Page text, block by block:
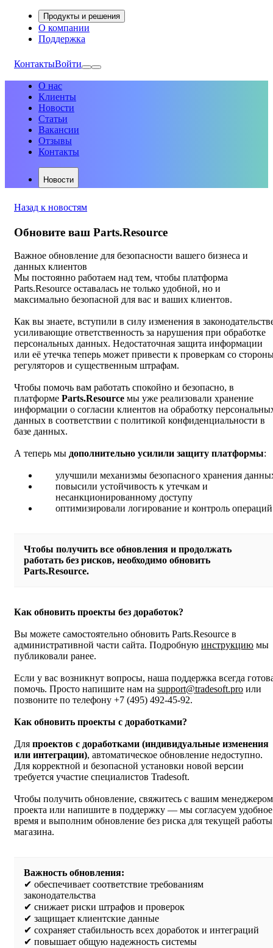
Продукты и решения
О компании
Поддержка
КонтактыВойти
О нас
Клиенты
Новости
Статьи
Вакансии
Отзывы
Контакты
Новости
Назад к новостям
Обновите ваш Parts.Resource
Важное обновление для безопасности вашего бизнеса и
данных клиентов
Мы постоянно работаем над тем, чтобы платформа
Parts.Resource оставалась не только удобной, но и
максимально безопасной для вас и ваших клиентов.
Как вы знаете, вступили в силу изменения в
усиливающие ответственность за нарушения при обработке
персональных данных. Недостаточная защита информации
или её утечка теперь может привести к проверкам со
регуляторов и существенным штрафам.
Чтобы помочь вам работать спокойно и безопасно, в
платформе Parts.Resource мы уже реализовали хранение
информации о согласии клиентов на обработку
данных в соответствии с политикой конфиденциальности в
базе данных.
А теперь мы дополнительно усилили защиту платформы:
улучшили механизмы безопасного хранения
повысили устойчивость к утечкам и
несанкционированному доступу
оптимизировали логирование и контроль
Чтобы получить все обновления и продолжать
работать без рисков, необходимо обновить
Parts.Resource.
Как обновить проекты без доработок?
Вы можете самостоятельно обновить Parts.Resource в
административной части сайта. Подробную инструкцию мы
публиковали ранее.
Если у вас возникнут вопросы, наша поддержка всегда
помочь. Просто напишите нам на support@tradesoft.pro или
позвоните по телефону +7 (495) 492-45-92.
Как обновить проекты с доработками?
Для проектов с доработками (индивидуальные изменения
или интеграции), автоматическое обновление недоступно.
Для корректной и безопасной установки новой версии
требуется участие специалистов Tradesoft.
Чтобы получить обновление, свяжитесь с вашим менеджером
проекта или напишите в поддержку — мы согласуем удобное
время и выполним обновление без риска для текущей работы
магазина.
Важность обновления:
✔ обеспечивает соответствие требованиям
законодательства
✔ снижает риски штрафов и проверок
✔ защищает клиентские данные
✔ сохраняет стабильность всех доработок и интеграций
✔ повышает общую надежность системы